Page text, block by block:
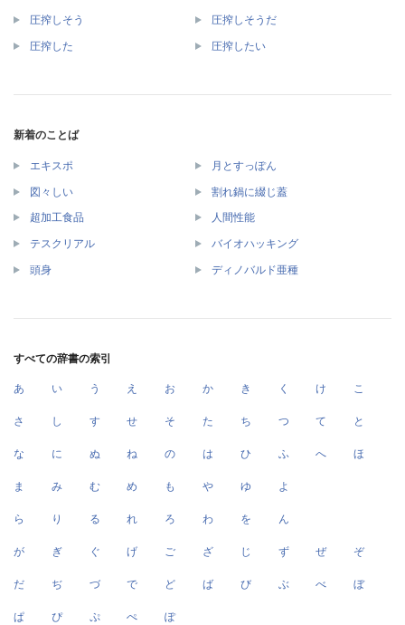
圧搾しそう 圧搾しそうだ
圧搾した 圧搾したい
新着のことば
エキスポ 月とすっぽん
図々しい 割れ鍋に綴じ蓋
超加工食品 人間性能
テスクリアル バイオハッキング
頭身 ディノバルド亜種
すべての辞書の索引
あ い う え お か き く け こ
さ し す せ そ た ち つ て と
な に ぬ ね の は ひ ふ へ ほ
ま み む め も や ゆ よ
ら り る れ ろ わ を ん
が ぎ ぐ げ ご ざ じ ず ぜ ぞ
だ ぢ づ で ど ば び ぶ べ ぼ
ぱ ぴ ぷ ぺ ぽ